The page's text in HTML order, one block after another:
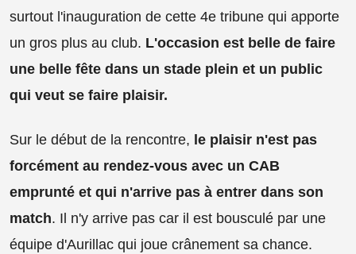
surtout l'inauguration de cette 4e tribune qui apporte
un gros plus au club. L'occasion est belle de faire
une belle fête dans un stade plein et un public
qui veut se faire plaisir.
Sur le début de la rencontre, le plaisir n'est pas
forcément au rendez-vous avec un CAB
emprunté et qui n'arrive pas à entrer dans son
match. Il n'y arrive pas car il est bousculé par une
équipe d'Aurillac qui joue crânement sa chance.